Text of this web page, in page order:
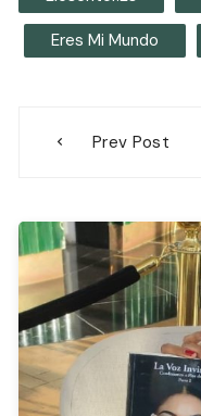
Eres Mi Mundo
Prev Post